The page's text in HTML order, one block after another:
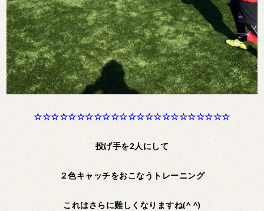
☆☆☆☆☆☆☆☆☆☆☆☆☆☆☆☆☆☆☆☆☆☆☆
投げ手を2人にして
２色キャッチをおこなうトレーニング
これはさらに難しくなりますね(^ ^)